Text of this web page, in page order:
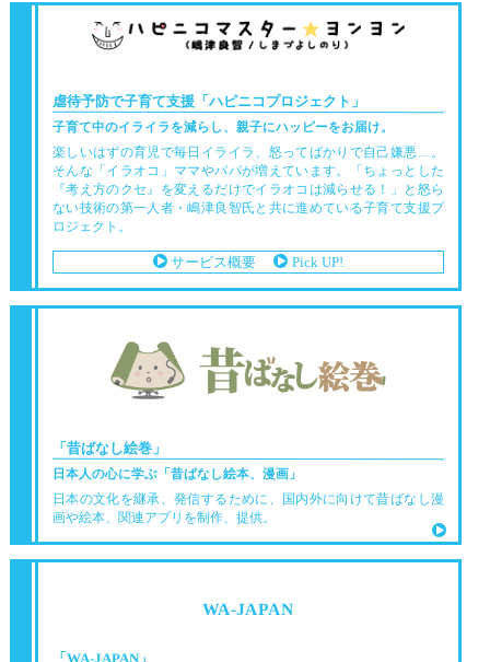
虐待予防で子育て支援「ハピニコプロジェクト」
子育て中のイライラを減らし、親子にハッピーをお届け。
楽しいはずの育児で毎日イライラ、怒ってばかりで自己嫌悪…。
そんな「イラオコ」ママやパパが増えています。「ちょっとした
『考え方のクセ』を変えるだけでイラオコは減らせる！」と怒ら
ない技術の第一人者・嶋津良智氏と共に進めている子育て支援プ
ロジェクト。
サービス概要 Pick UP!
「昔ばなし絵巻」
日本人の心に学ぶ「昔ばなし絵本、漫画」
日本の文化を継承、発信するために、国内外に向けて昔ばなし漫
画や絵本、関連アプリを制作、提供。
WA-JAPAN
「WA-JAPAN」